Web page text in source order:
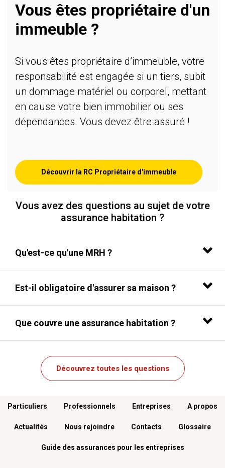
Vous êtes propriétaire d'un
immeuble ?
Si vous êtes propriétaire d’immeuble, votre
responsabilité est engagée si un tiers, subit
un dommage matériel ou corporel, mettant
en cause votre bien immobilier ou ses
dépendances. Vous devez être assuré !
Découvrir la RC Propriétaire d'immeuble
Vous avez des questions au sujet de votre
assurance habitation ?
Qu'est-ce qu'une MRH ?
Est-il obligatoire d'assurer sa maison ?
Que couvre une assurance habitation ?
Découvrez toutes les questions
Menu footer
Particuliers Professionnels Entreprises A propos
Actualités Nous rejoindre Contacts Glossaire
Guide des assurances pour les entreprises